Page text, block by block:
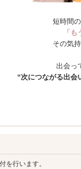
短時間
「
その気
出会っ
“次につながる出会
を行います。